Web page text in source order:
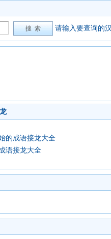
请输入要查询的
的成语接龙大全
语接龙大全